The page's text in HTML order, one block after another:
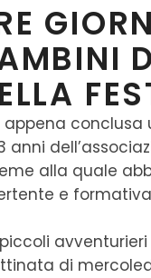
appena
anni
alla quale
e
piccoli
di